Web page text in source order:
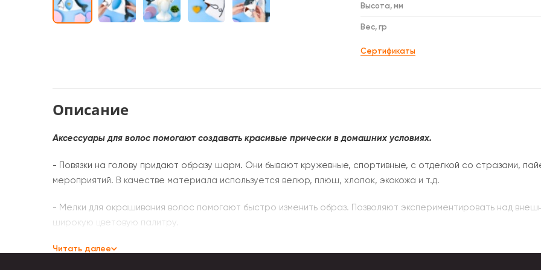
Высота, мм
Вес, гр
Сертификаты
Описание
Аксессуары для волос помогают создавать красивые прически в домашних условиях.
- Повязки на голову придают образу шарм. Они бывают кружевные, спортивные, с отделкой со стразами,
мероприятий. В качестве материала используется велюр, плюш, хлопок, экокожа и т.д.
- Мелки для окрашивания волос помогают быстро изменить образ. Позволяют экспериментировать над
широкую цветовую палитру.
- Ободок для волос способен подчеркнуть изысканность укладки. При создании этого декоративного
Читать далее